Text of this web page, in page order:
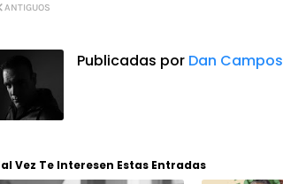
ANTIGUOS
Publicadas por Dan Campos
Vez Te Interesen Estas Entradas